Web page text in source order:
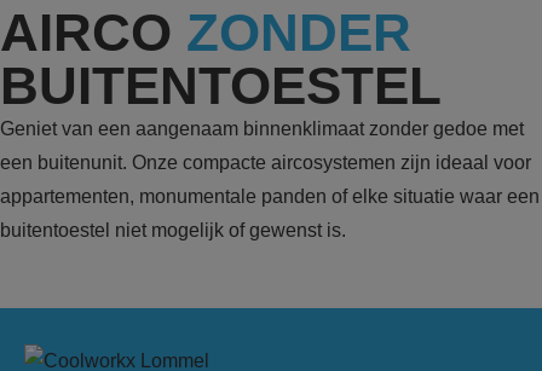
AIRCO ZONDER
BUITENTOESTEL
Geniet van een aangenaam binnenklimaat zonder gedoe met
een buitenunit. Onze compacte aircosystemen zijn ideaal voor
appartementen, monumentale panden of elke situatie waar een
buitentoestel niet mogelijk of gewenst is.